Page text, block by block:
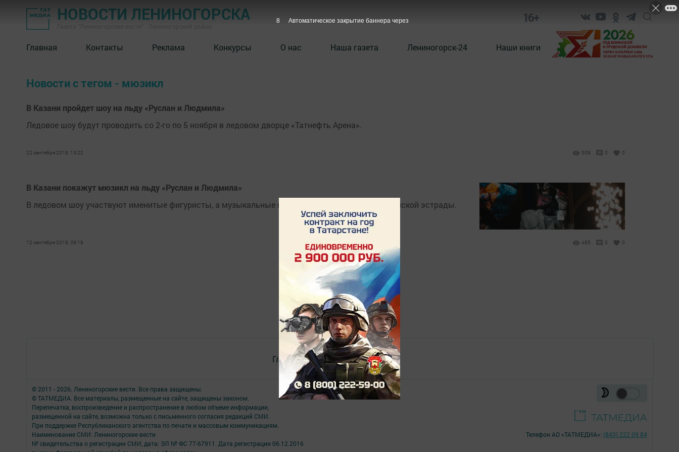
НОВОСТИ ЛЕНИНОГОРСКА 16+
Главная Контакты Реклама Конкурсы О нас Наша газета Лениногорск-24 Наши книги
Новости с тегом - мюзикл
В Казани пройдет шоу на льду «Руслан и Людмила»
Ледовое шоу будут проводить со 2-го по 5 ноября в ледовом дворце «Татнефть Арена».
22 сентября 2018, 13:22 509 0 0
В Казани покажут мюзикл на льду «Руслан и Людмила»
В ледовом шоу участвуют именитые фигуристы, а музыкальные партии озвучили звезды российской эстрады.
12 сентября 2018, 09:19 495 0 0
Главная Контакты Разное
© 2011 - 2026. Лениногорские вести. Все права защищены.
© ТАТМЕДИА. Все материалы, размещенные на сайте, защищены законом.
Перепечатка, воспроизведение и распространение в любом объеме информации,
размещенной на сайте, возможна только с письменного согласия редакций СМИ.
При поддержке Республиканского агентства по печати и массовым коммуникациям.
Наименование СМИ: Лениногорские вести
№ свидетельства о регистрации СМИ, дата: ЭЛ № ФС 77-67911. Дата регистрации 06.12.2016
Телефон АО «ТАТМЕДИА»: (843) 222 09 84
8 Автоматическое закрытие баннера через